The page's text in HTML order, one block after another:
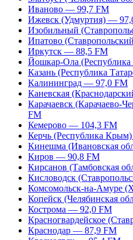
Иваново — 99,7 FM
Ижевск (Удмуртия) —
Изобильный
Ипатово
Иркутск — 88,5 FM
Йошкар-Ола
Казань (Республика
Калининград — 97,0 FM
Каневская
Карачаевск (Карачаево-
FM
Кемерово — 104,3 FM
Керчь (Республика
Кинешма (Ивановская
Киров — 90,8 FM
Кирсанов (Тамбовская
Кисловодск
Комсомольск-на-Амуре
Копейск (Челябинская
Кострома — 92,0 FM
Красногвардейское
Краснодар — 87,9 FM